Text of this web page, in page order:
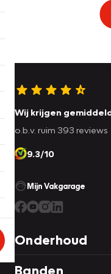
Wij krijgen
o.b.v. ruim 393 reviews
9.3/10
Mijn Vakgarage
Onderhoud
Banden